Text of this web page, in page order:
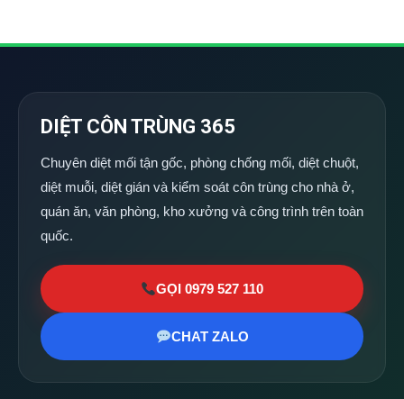
DIỆT CÔN TRÙNG 365
Chuyên diệt mối tận gốc, phòng chống mối, diệt chuột,
diệt muỗi, diệt gián và kiểm soát côn trùng cho nhà ở,
quán ăn, văn phòng, kho xưởng và công trình trên toàn
quốc.
GỌI 0979 527 110
CHAT ZALO